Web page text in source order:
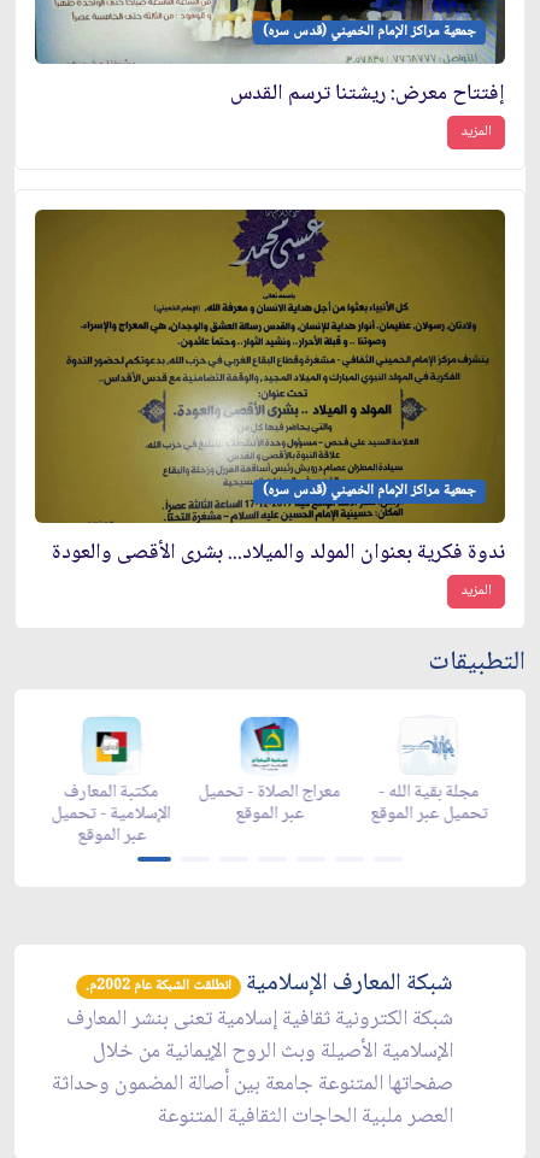
جمعية مراكز الإمام الخميني (قدس سره)
إفتتاح معرض: ريشتنا ترسم القدس
المزيد
جمعية مراكز الإمام الخميني (قدس سره)
ندوة فكرية بعنوان المولد والميلاد... بشرى الأقصى والعودة
المزيد
التطبيقات
مكتبة
الإسلامية -
معراج الصلاة - تحميل
عبر الموقع
مجلة بقية الله -
تحميل عبر الموقع
رمضان -
عبر الموقع
شبكة المعارف الإسلامية انطلقت الشبكة عام 2002م.
شبكة الكترونية ثقافية إسلامية تعنى بنشر المعارف
الإسلامية الأصيلة وبث الروح الإيمانية من خلال
صفحاتها المتنوعة جامعة بين أصالة المضمون وحداثة
العصر ملبية الحاجات الثقافية المتنوعة